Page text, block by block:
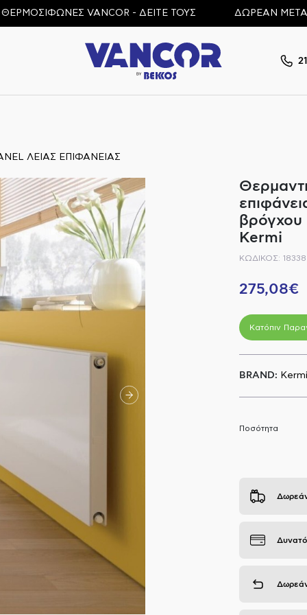
VANCOR - ΔΕΙΤΕ ΤΟΥΣ ΔΩΡΕΑΝ
ΛΕΙΑΣ ΕΠΙΦΑΝΕΙΑΣ
βρόγχου
Kermi
ΚΩΔΙΚΟΣ: 18338
275,08€
Κατόπιν
BRAND: Kermi
Ποσότητα